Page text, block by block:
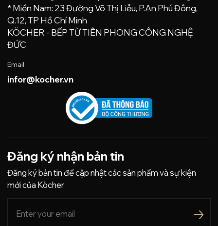
* Miền Nam: 23 Đường Võ Thị Liễu, P.An Phú Đông,
Q.12, TP Hồ Chí Minh
KÖCHER - BẾP TỪ TIÊN PHONG CÔNG NGHỆ
ĐỨC
Email
infor@kocher.vn
Đăng ký nhận bản tin
Đăng ký bản tin để cập nhật các sản phẩm và sự kiện
mới của Köcher